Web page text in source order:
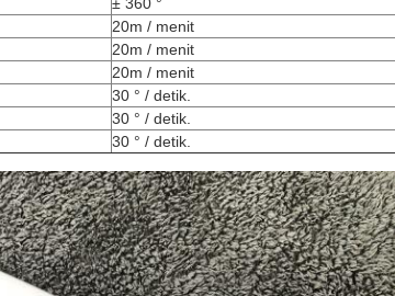
20m / menit
20m / menit
20m / menit
30 ° / detik.
30 ° / detik.
30 ° / detik.